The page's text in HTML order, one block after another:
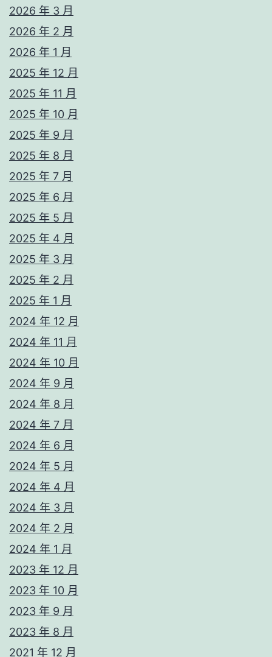
2026 年 3 月
2026 年 2 月
2026 年 1 月
2025 年 12 月
2025 年 11 月
2025 年 10 月
2025 年 9 月
2025 年 8 月
2025 年 7 月
2025 年 6 月
2025 年 5 月
2025 年 4 月
2025 年 3 月
2025 年 2 月
2025 年 1 月
2024 年 12 月
2024 年 11 月
2024 年 10 月
2024 年 9 月
2024 年 8 月
2024 年 7 月
2024 年 6 月
2024 年 5 月
2024 年 4 月
2024 年 3 月
2024 年 2 月
2024 年 1 月
2023 年 12 月
2023 年 10 月
2023 年 9 月
2023 年 8 月
2021 年 12 月